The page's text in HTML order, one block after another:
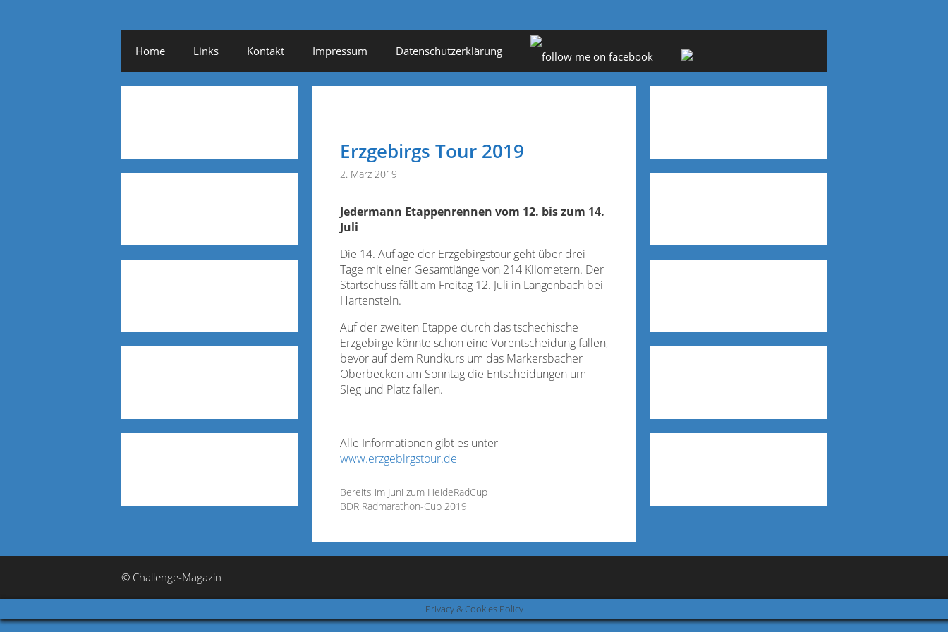
Home Links Kontakt Impressum Datenschutzerklärung
Erzgebirgs Tour 2019
2. März 2019
Jedermann Etappenrennen vom 12. bis zum 14.
Juli
Die 14. Auflage der Erzgebirgstour geht über drei
Tage mit einer Gesamtlänge von 214 Kilometern. Der
Startschuss fällt am Freitag 12. Juli in Langenbach bei
Hartenstein.
Auf der zweiten Etappe durch das tschechische
Erzgebirge könnte schon eine Vorentscheidung fallen,
bevor auf dem Rundkurs um das Markersbacher
Oberbecken am Sonntag die Entscheidungen um
Sieg und Platz fallen.
Alle Informationen gibt es unter
www.erzgebirgstour.de
Bereits im Juni zum HeideRadCup
BDR Radmarathon-Cup 2019
© Challenge-Magazin
Privacy & Cookies Policy